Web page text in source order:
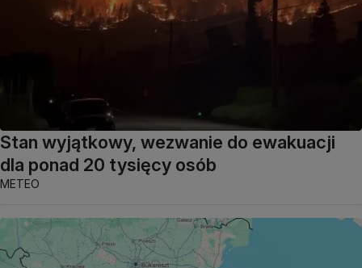
Stan wyjątkowy, wezwanie do ewakuacji
dla ponad 20 tysięcy osób
METEO